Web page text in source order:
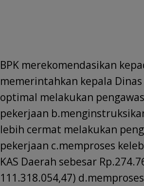
BPK merekomendasikan
memerintahkan kepala Dinas
optimal melakukan
pekerjaan
lebih cermat melakukan
pekerjaan c.memproses
KAS Daerah sebesar
111.318.054,47)